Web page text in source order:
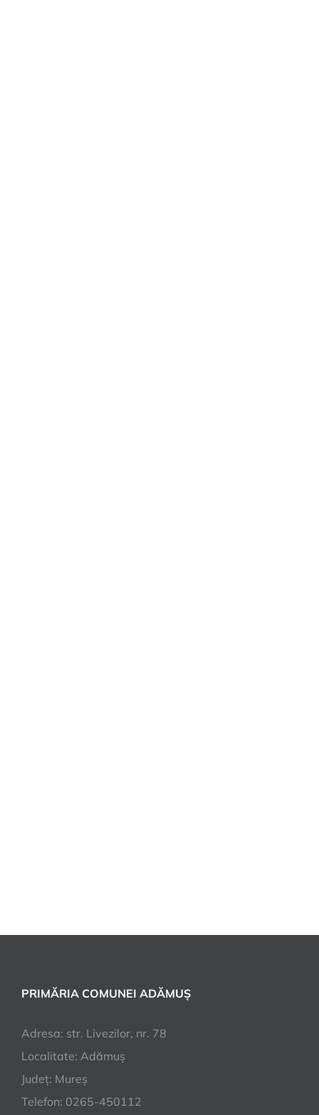
PRIMĂRIA COMUNEI ADĂMUȘ
Adresa: str. Livezilor, nr. 78
Localitate: Adămuș
Județ: Mureș
Telefon: 0265-450112